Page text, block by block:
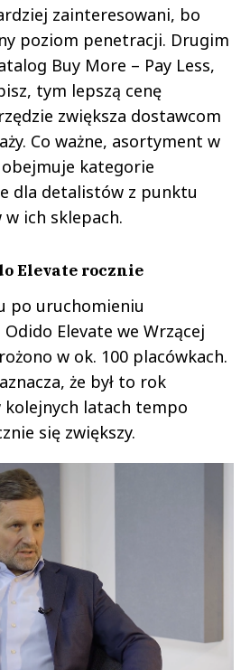
zainteresowani, bo
poziom penetracji. Drugim
Buy More – Pay Less,
tym lepszą cenę
zwiększa dostawcom
Co ważne, asortyment w
kategorie
dla detalistów z punktu
ich sklepach.
Elevate rocznie
po uruchomieniu
Elevate we Wrzącej
w ok. 100 placówkach.
że był to rok
kolejnych latach tempo
się zwiększy.